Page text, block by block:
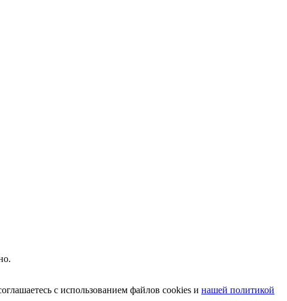
с использованием файлов cookies и нашей политикой